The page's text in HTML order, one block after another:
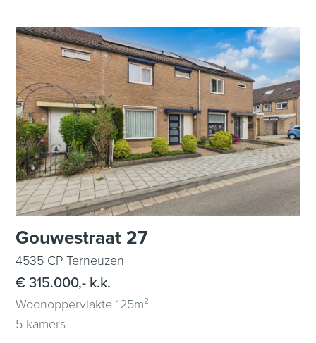
Gouwestraat 27
4535 CP Terneuzen
€ 315.000,- k.k.
Woonoppervlakte 125m²
5 kamers